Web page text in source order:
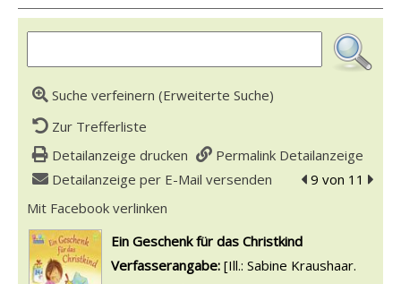
Suche verfeinern (Erweiterte Suche)
Zur Trefferliste
Detailanzeige drucken
Permalink Detailanzeige
Detailanzeige per E-Mail versenden
zum
9 von 11 zum
Mit Facebook verlinken
wird in neuem Tab geöffnet
Ein Geschenk für das Christkind
Suche nach diesem Verfasser
Verfasserangabe: [Ill.: Sabine Kraushaar.